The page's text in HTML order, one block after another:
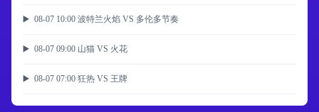
▶️ 08-07 10:00 波特兰火焰 VS 多伦多节奏
▶️ 08-07 09:00 山猫 VS 火花
▶️ 08-07 07:00 狂热 VS 王牌